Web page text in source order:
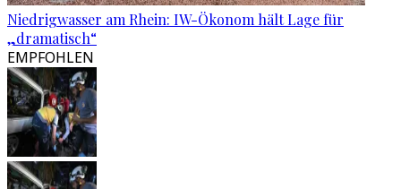
Niedrigwasser am Rhein: IW-Ökonom hält Lage für
„dramatisch“
EMPFOHLEN